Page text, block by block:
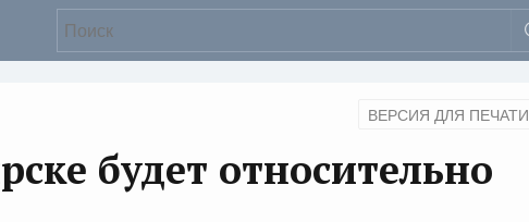
ВЕРСИЯ ДЛЯ ПЕЧАТИ
будет относительно